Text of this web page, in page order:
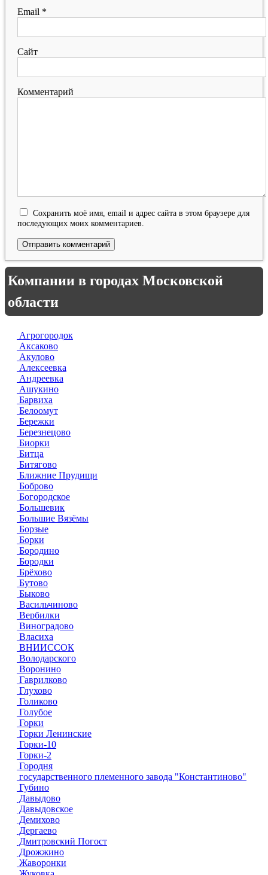
Email *
Сайт
Комментарий
Сохранить моё имя, email и адрес сайта в этом браузере для
последующих моих комментариев.
Компании в городах Московской
области
Агрогородок
Аксаково
Акулово
Алексеевка
Андреевка
Ашукино
Барвиха
Белоомут
Бережки
Березнецово
Биорки
Битца
Битягово
Ближние Прудищи
Боброво
Богородское
Большевик
Большие Вязёмы
Борзые
Борки
Бородино
Бородки
Брёхово
Бутово
Быково
Васильчиново
Вербилки
Виноградово
Власиха
ВНИИССОК
Володарского
Воронино
Гаврилково
Глухово
Голиково
Голубое
Горки
Горки Ленинские
Горки-10
Горки-2
Городня
государственного племенного завода "Константиново"
Губино
Давыдово
Давыдовское
Демихово
Дергаево
Дмитровский Погост
Дрожжино
Жаворонки